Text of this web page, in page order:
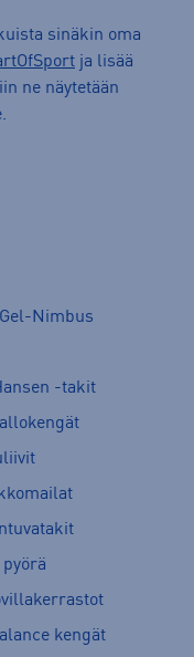
sinäkin oma
ja lisää
ne näytetään
Nimbus
-takit
kengät